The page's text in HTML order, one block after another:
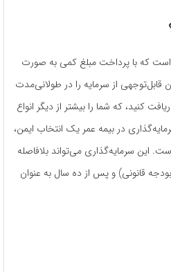
است که با پرداخت مبلغ کمی به صورت
قابل‌توجهی از سرمایه را در طولانی‌مدت
کنید، که شما را بیشتر از دیگر انواع
در بیمه عمر یک انتخاب ایمن،
این سرمایه‌گذاری می‌تواند بلافاصله
قانونی) و پس از ده سال به عنوان